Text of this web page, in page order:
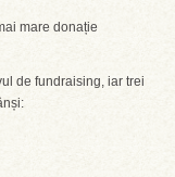
mare donație
de fundraising, iar trei